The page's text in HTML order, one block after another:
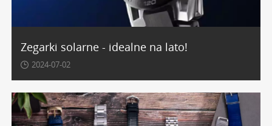
Zegarki solarne - idealne na lato!
2024-07-02